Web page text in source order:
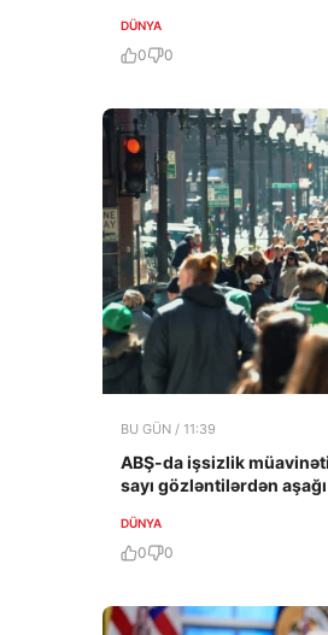
DÜNYA
0 0
BU GÜN / 11:39
ABŞ-da işsizlik
sayı gözləntilərdən
DÜNYA
0 0